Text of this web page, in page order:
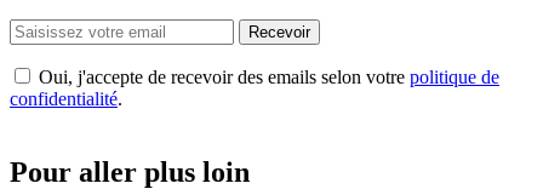
Recevoir
Oui, j'accepte de recevoir des emails selon votre politique de
confidentialité.
Pour aller plus loin